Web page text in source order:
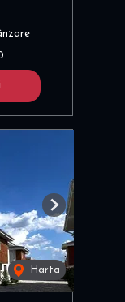
Harta
Next